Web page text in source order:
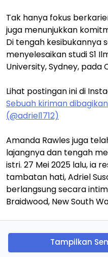
Tak hanya fokus
juga menunjukkan
Di tengah kesibukannya
menyelesaikan studi S1
University, Sydney, pada
Lihat postingan ini di
Sebuah kiriman
(@adriel1712)
Amanda Rawles juga
lajangnya dan tengah
istri. 27 Mei 2025 lalu, ia
tambatan hati, Adriel
berlangsung secara
Braidwood, New South
Tampilkan